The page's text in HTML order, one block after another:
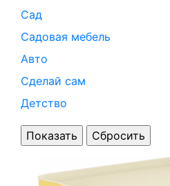
Сад
Садовая мебель
Авто
Сделай сам
Детство